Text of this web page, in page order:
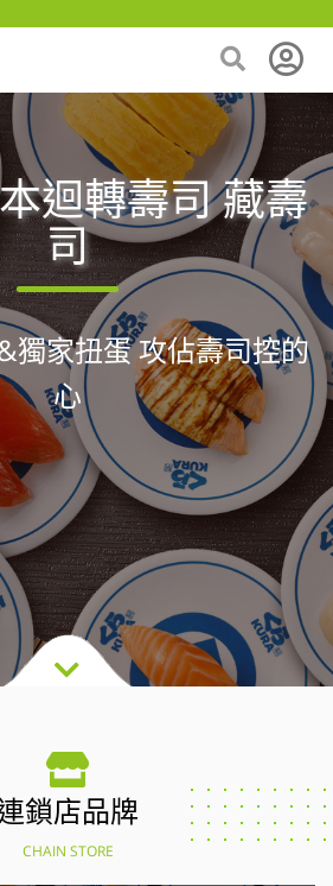
迴轉壽司 藏壽
司
獨家扭蛋 攻佔壽司控的
心
鎖店品牌
CHAIN STORE